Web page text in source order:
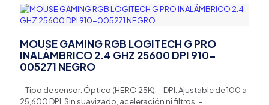
MOUSE GAMING RGB LOGITECH G PRO
INALÁMBRICO 2.4 GHZ 25600 DPI 910-
005271 NEGRO
– Tipo de sensor: Óptico (HERO 25K). – DPI: Ajustable de 100 a
25,600 DPI. Sin suavizado, aceleración ni filtros. –